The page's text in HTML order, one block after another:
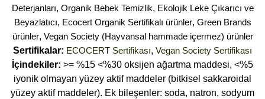
Deterjanları, Organik Bebek Temizlik, Ekolojik Leke Çıkarıcı ve
Beyazlatıcı, Ecocert Organik Sertifikalı ürünler, Green Brands
ürünler, Vegan Society (Hayvansal hammade içermez) ürünler
Sertifikalar: ECOCERT Sertifikası, Vegan Society Sertifikası
İçindekiler: >= %15 <%30 oksijen ağartma maddesi, <%5
iyonik olmayan yüzey aktif maddeler (bitkisel sakkaroidal
yüzey aktif maddeler). Ek bileşenler: soda, natron, sodyum